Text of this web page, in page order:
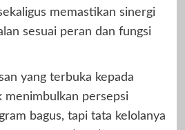
memastikan sinergi
sesuai peran dan fungsi
yang terbuka kepada
menimbulkan persepsi
bagus, tapi tata kelolanya